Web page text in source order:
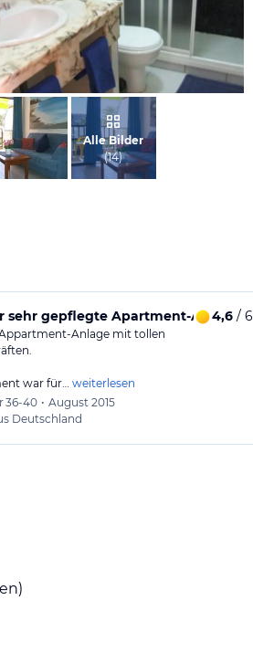
Hotelier, Mai 2012
Alle Bilder
(14)
sehr gepflegte Apartment-Anlage
4,6/ 6
Anlage mit tollen
war für… weiterlesen
36-40 • August 2015
Deutschland